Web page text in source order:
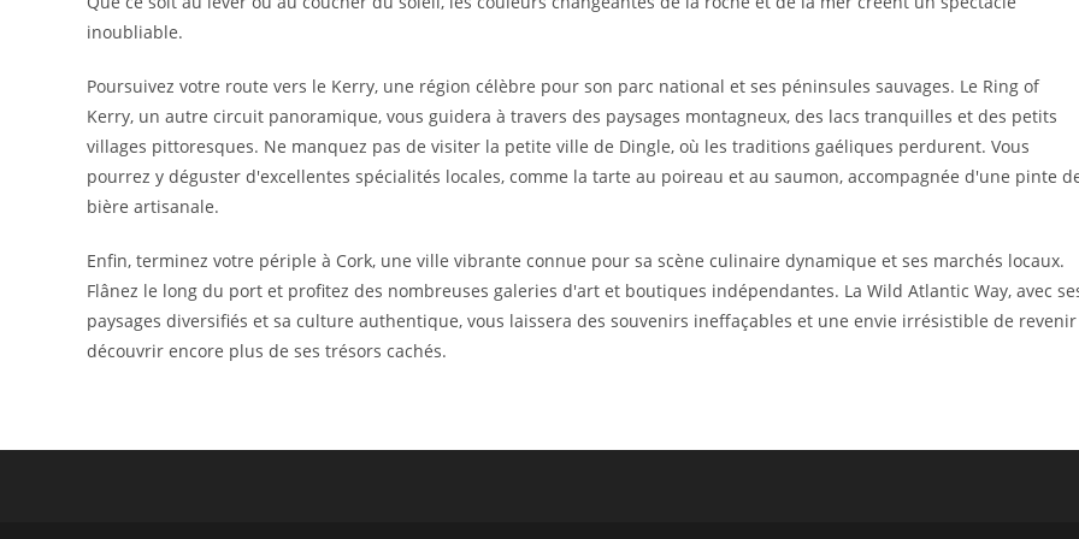
inoubliable.
Poursuivez votre route vers le Kerry, une région célèbre pour son parc national et ses péninsules sauvages. Le Ring of
Kerry, un autre circuit panoramique, vous guidera à travers des paysages montagneux, des lacs tranquilles et des petits
villages pittoresques. Ne manquez pas de visiter la petite ville de Dingle, où les traditions gaéliques perdurent. Vous
pourrez y déguster d'excellentes spécialités locales, comme la tarte au poireau et au saumon, accompagnée d'une pinte
bière artisanale.
Enfin, terminez votre périple à Cork, une ville vibrante connue pour sa scène culinaire dynamique et ses marchés locaux.
Flânez le long du port et profitez des nombreuses galeries d'art et boutiques indépendantes. La Wild Atlantic Way, avec
paysages diversifiés et sa culture authentique, vous laissera des souvenirs ineffaçables et une envie irrésistible de revenir
découvrir encore plus de ses trésors cachés.